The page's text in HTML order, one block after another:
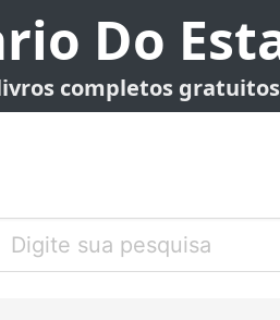
Do
completos gratuitos